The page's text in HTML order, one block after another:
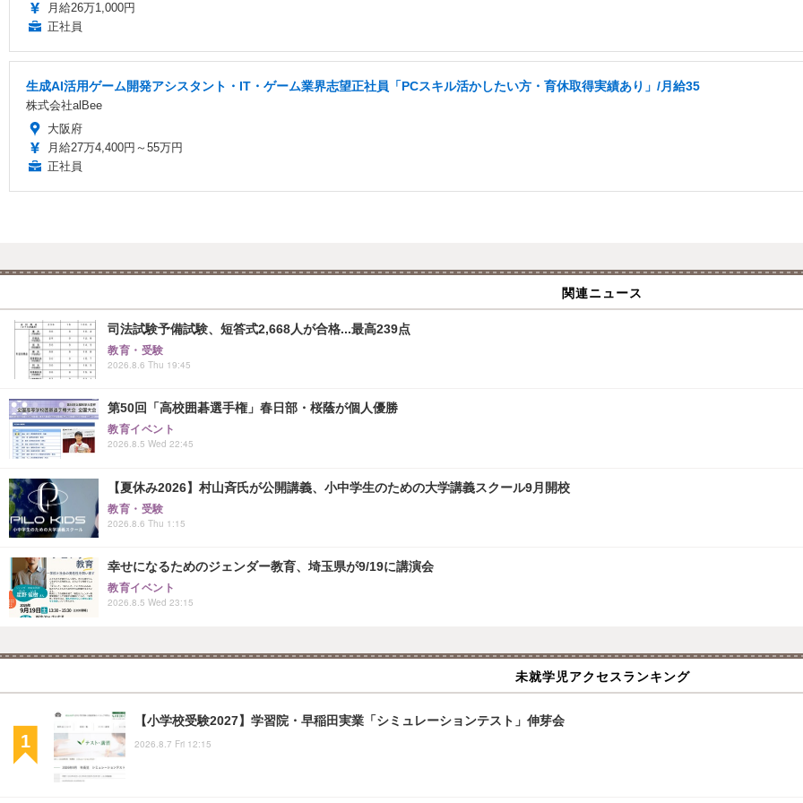
月給26万1,000円
正社員
生成AI活用ゲーム開発アシスタント・IT・ゲーム業界志望正社員「PCスキル活かしたい方・育休取得実績あり」/月給35
株式会社alBee
大阪府
月給27万4,400円～55万円
正社員
関連ニュース
司法試験予備試験、短答式2,668人が合格...最高239点
教育・受験
2026.8.6 Thu 19:45
第50回「高校囲碁選手権」春日部・桜蔭が個人優勝
教育イベント
2026.8.5 Wed 22:45
【夏休み2026】村山斉氏が公開講義、小中学生のための大学講義スクール9月開校
教育・受験
2026.8.6 Thu 1:15
幸せになるためのジェンダー教育、埼玉県が9/19に講演会
教育イベント
2026.8.5 Wed 23:15
未就学児アクセスランキング
【小学校受験2027】学習院・早稲田実業「シミュレーションテスト」伸芽会
2026.8.7 Fri 12:15